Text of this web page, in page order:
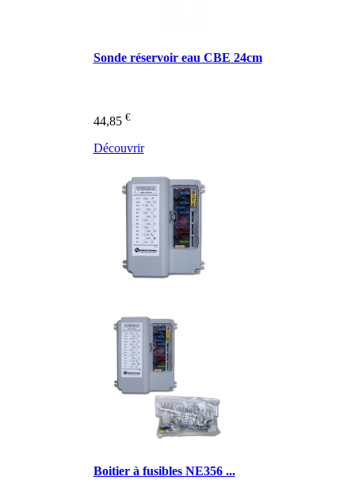
Sonde réservoir eau CBE 24cm
44,85 €
Découvrir
Boitier à fusibles NE356 ...